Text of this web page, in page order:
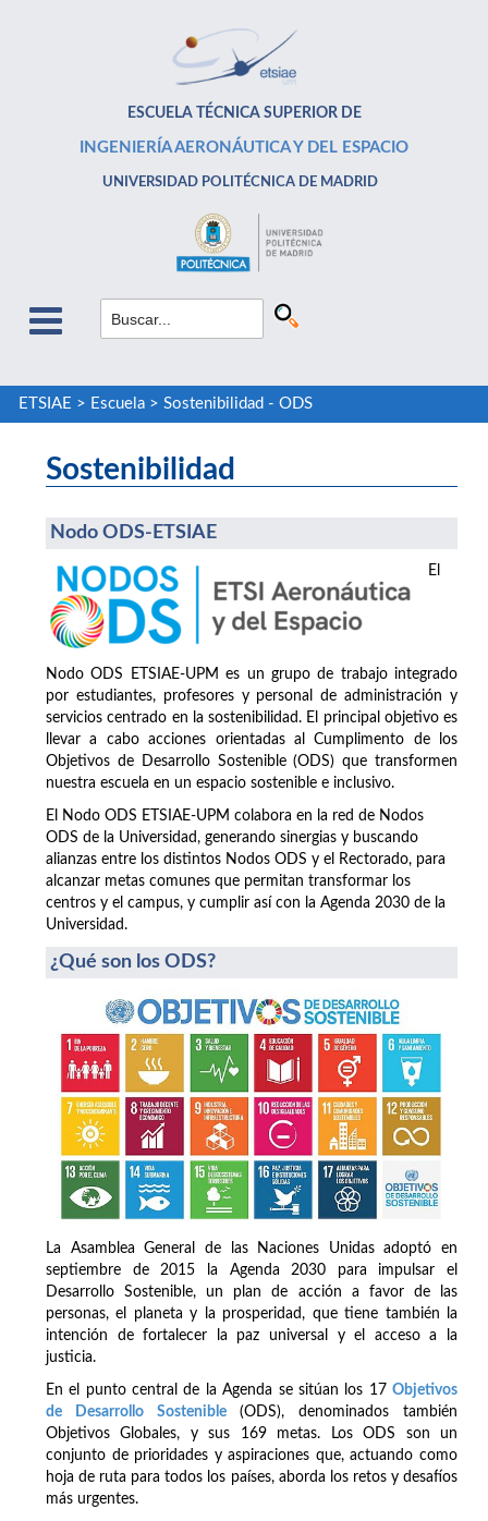
ESCUELA TÉCNICA SUPERIOR DE
INGENIERÍA AERONÁUTICA Y DEL ESPACIO
UNIVERSIDAD POLITÉCNICA DE MADRID
ETSIAE > Escuela> Sostenibilidad - ODS
Sostenibilidad
Nodo ODS-ETSIAE
El
Nodo ODS ETSIAE-UPM es un grupo de trabajo integrado
por estudiantes, profesores y personal de administración y
servicios centrado en la sostenibilidad. El principal objetivo es
llevar a cabo acciones orientadas al Cumplimento de los
Objetivos de Desarrollo Sostenible (ODS) que transformen
nuestra escuela en un espacio sostenible e inclusivo.
El Nodo ODS ETSIAE-UPM colabora en la red de Nodos
ODS de la Universidad, generando sinergias y buscando
alianzas entre los distintos Nodos ODS y el Rectorado, para
alcanzar metas comunes que permitan transformar los
centros y el campus, y cumplir así con la Agenda 2030 de la
Universidad.
¿Qué son los ODS?
La Asamblea General de las Naciones Unidas adoptó en
septiembre de 2015 la Agenda 2030 para impulsar el
Desarrollo Sostenible, un plan de acción a favor de las
personas, el planeta y la prosperidad, que tiene también la
intención de fortalecer la paz universal y el acceso a la
justicia.
En el punto central de la Agenda se sitúan los 17 Objetivos
de Desarrollo Sostenible(ODS), denominados también
Objetivos Globales, y sus 169 metas. Los ODS son un
conjunto de prioridades y aspiraciones que, actuando como
hoja de ruta para todos los países, aborda los retos y desafíos
más urgentes.